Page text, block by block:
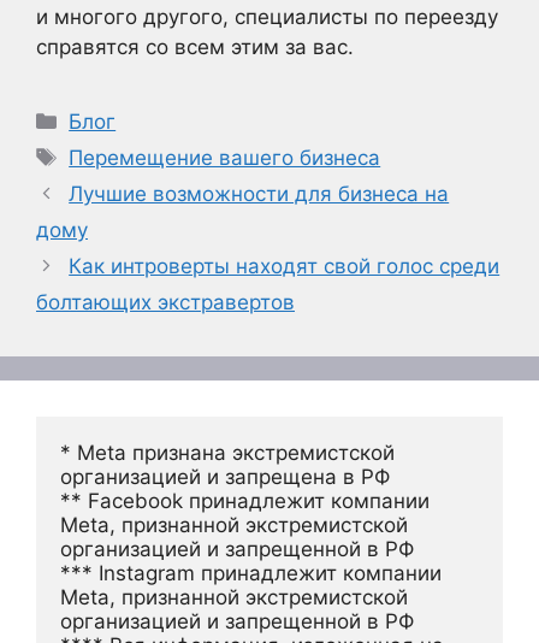
и многого другого, специалисты по переезду
справятся со всем этим за вас.
Рубрики
Блог
Метки
Перемещение вашего бизнеса
Лучшие возможности для бизнеса на
дому
Как интроверты находят свой голос среди
болтающих экстравертов
* Meta признана экстремистской
организацией и запрещена в РФ
** Facebook принадлежит компании
Meta, признанной экстремистской
организацией и запрещенной в РФ
*** Instagram принадлежит компании
Meta, признанной экстремистской
организацией и запрещенной в РФ